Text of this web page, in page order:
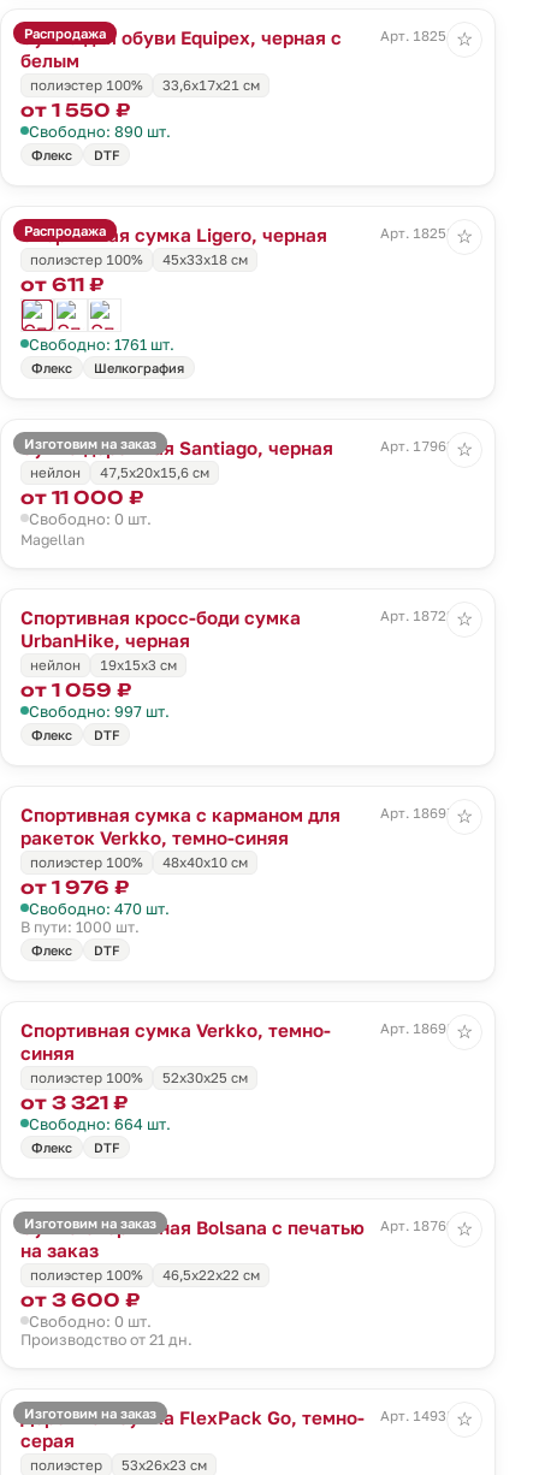
Распродажа
Сумка для обуви Equipex, черная с
белым
Арт. 18254.30
полиэстер 100% 33,6x17x21 см
от 1 550 ₽
Свободно: 890 шт.
Флекс DTF
☆
Распродажа
Спортивная сумка Ligero, черная
Арт. 18258.30
полиэстер 100%
45х33х18 см
от 611 ₽
Свободно: 1761 шт.
Флекс Шелкография
☆
Изготовим на заказ
Сумка дорожная Santiago, черная
Арт. 17963.30
нейлон
47,5х20x15,6 см
от 11 000 ₽
Свободно: 0 шт.
Magellan
☆
Спортивная кросс-боди сумка
UrbanHike, черная
Арт. 18722.30
нейлон 19х15x3 см
от 1 059 ₽
Свободно: 997 шт.
Флекс DTF
☆
Спортивная сумка с карманом для
ракеток Verkko, темно-синяя
Арт. 18697.43
полиэстер 100% 48х40х10 см
от 1 976 ₽
Свободно: 470 шт.
В пути: 1000 шт.
Флекс DTF
☆
Спортивная сумка Verkko, темно-
синяя
Арт. 18698.43
полиэстер 100% 52х30х25 см
от 3 321 ₽
Свободно: 664 шт.
Флекс DTF
☆
Изготовим на заказ
Сумка спортивная Bolsana с печатью
на заказ
Арт. 18769.00
полиэстер 100% 46,5х22х22 см
от 3 600 ₽
Свободно: 0 шт.
Производство от 21 дн.
☆
Изготовим на заказ
Дорожная сумка FlexPack Go, темно-
серая
Арт. 14938.31
полиэстер 53x26x23 см
☆